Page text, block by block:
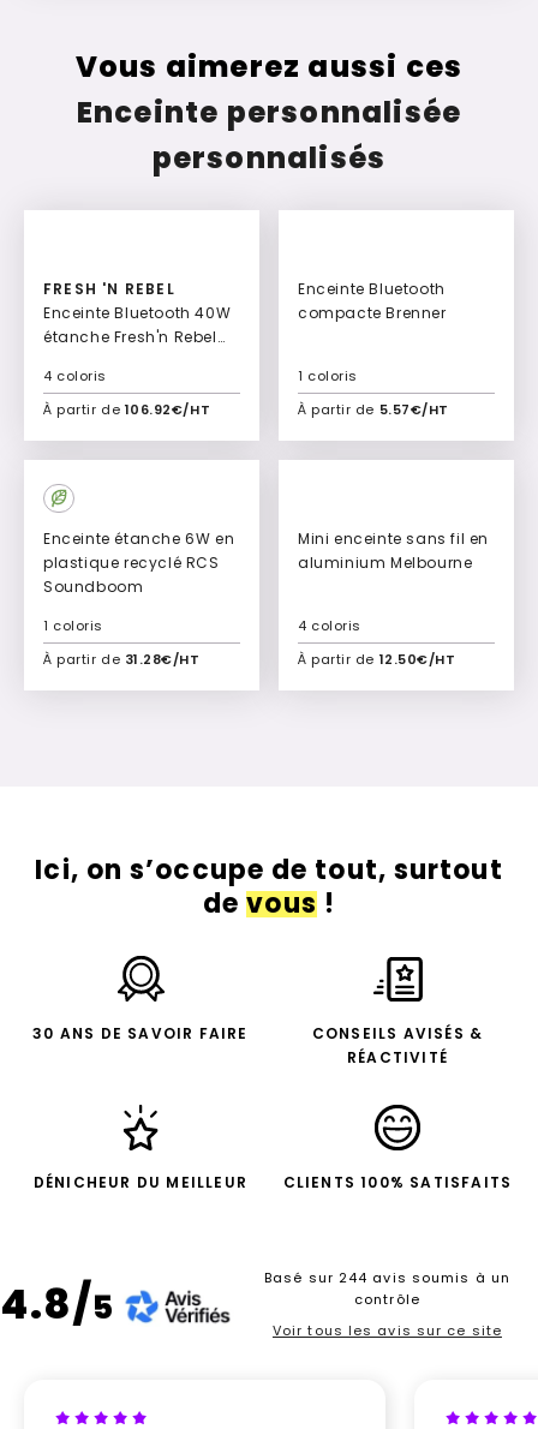
Vous aimerez aussi ces
Enceinte personnalisée
personnalisés
FRESH 'N REBEL
Enceinte Bluetooth 40W
étanche Fresh'n Rebel
À partir de 106.92€/HT
4 coloris
Ajouter à mon devis
Enceinte Bluetooth
compacte Brenner
À partir de 5.57€/HT
1 coloris
Ajouter à mon devis
Enceinte étanche 6W en
plastique recyclé RCS
Soundboom
À partir de 31.28€/HT
1 coloris
Ajouter à mon devis
Mini enceinte sans fil en
aluminium Melbourne
À partir de 12.50€/HT
4 coloris
Ajouter à mon devis
Ici, on s’occupe de tout, surtout
devous!
30 ANS DE SAVOIR FAIRE
CONSEILS AVISÉS &
RÉACTIVITÉ
DÉNICHEUR DU MEILLEUR CLIENTS 100% SATISFAITS
4.8/5
Basé sur 244 avis soumis à un
contrôle
Voir tous les avis sur ce site